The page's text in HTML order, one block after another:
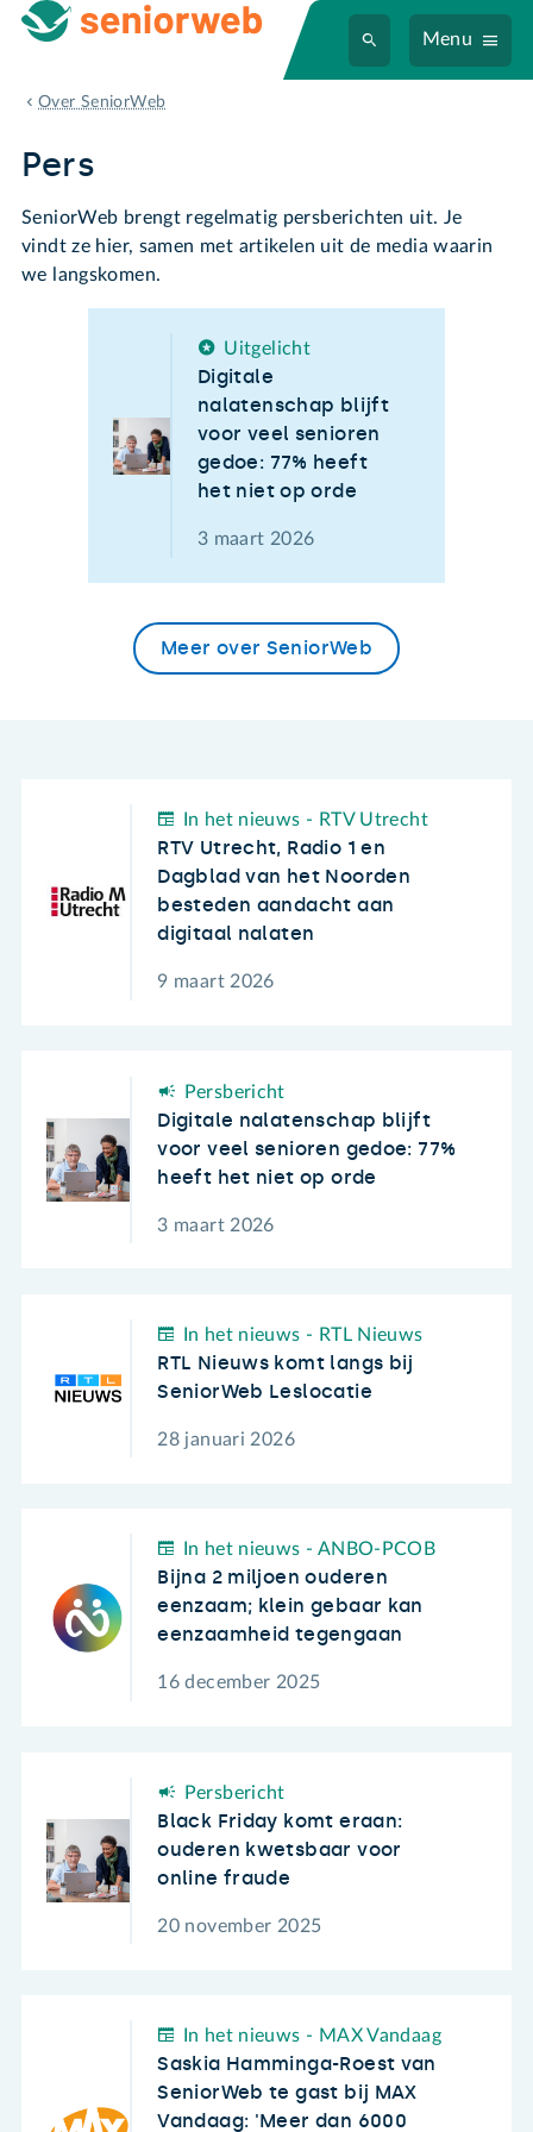
Menu
Over SeniorWeb
Pers
Pers
SeniorWeb brengt regelmatig persberichten uit. Je
vindt ze hier, samen met artikelen uit de media waarin
we langskomen.
Meer over SeniorWeb
Uitgelicht
Digitale
nalatenschap blijft
voor veel senioren
gedoe: 77% heeft
het niet op orde
3 maart 2026
In het nieuws - RTV Utrecht
RTV Utrecht, Radio 1 en
Dagblad van het Noorden
besteden aandacht aan
digitaal nalaten
9 maart 2026
Persbericht
Digitale nalatenschap blijft
voor veel senioren gedoe: 77%
heeft het niet op orde
3 maart 2026
In het nieuws - RTL Nieuws
RTL Nieuws komt langs bij
SeniorWeb Leslocatie
28 januari 2026
In het nieuws - ANBO-PCOB
Bijna 2 miljoen ouderen
eenzaam; klein gebaar kan
eenzaamheid tegengaan
16 december 2025
Persbericht
Black Friday komt eraan:
ouderen kwetsbaar voor
online fraude
20 november 2025
In het nieuws - MAX Vandaag
Saskia Hamminga-Roest van
SeniorWeb te gast bij MAX
Vandaag: 'Meer dan 6000